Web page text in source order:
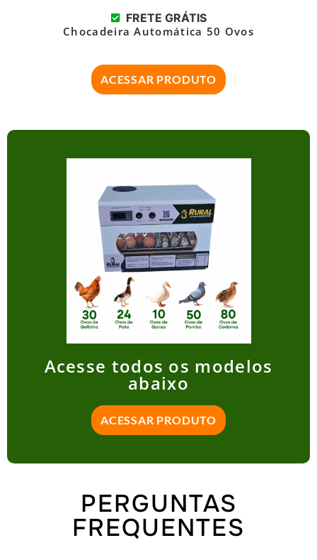
FRETE GRÁTIS
Chocadeira Automática 50 Ovos
ACESSAR PRODUTO
Acesse todos os modelos
abaixo
ACESSAR PRODUTO
PERGUNTAS
FREQUENTES